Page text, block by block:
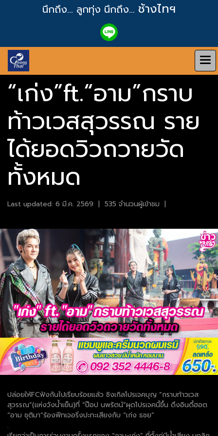
นึกถึง... ลูกทุ่ง นึกถึง... ช้างไทฯ
“เก่ง”ft.“อาม”กราบ
ท้าวเวสสุวรรณ ราย
ได้ยอดวิวถวายวัด
ทั้งหมด
Last updated: 6 มี.ค. 2569 | 535 จำนวนผู้เข้าชม |
ปล่อยให้FCฟังกันไปเรียบร้อยแล้ว ซิงเกิลโปรเจคบุญ “กราบท้าวเวส
สุวรรณ”(แห่งวังน้ำเย็น)ที่ “ป๊อป นพรัตน์”ผุดโปรเจคนี้ขึ้น ดึงอินดี้ฮอต
“อาม ชุติมา”ร้องฟีทเจอริ่งปะทะเสียงกับ “เก่ง ธชย”
.